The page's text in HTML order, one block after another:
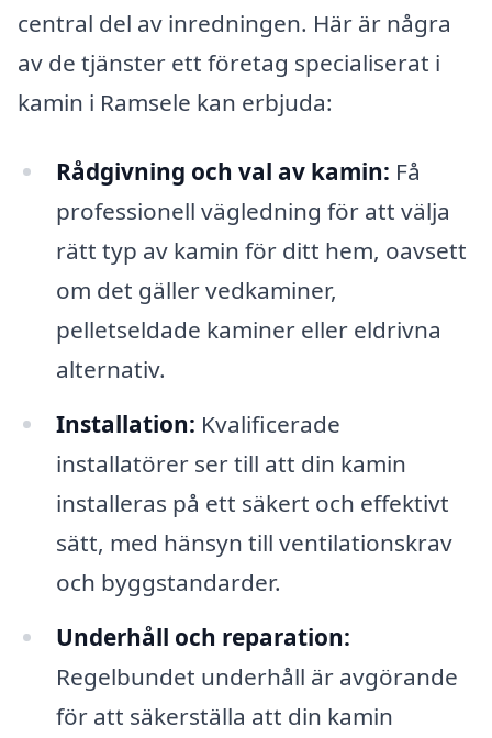
central del av inredningen. Här är några
av de tjänster ett företag specialiserat i
kamin i Ramsele kan erbjuda:
Rådgivning och val av kamin: Få
professionell vägledning för att välja
rätt typ av kamin för ditt hem, oavsett
om det gäller vedkaminer,
pelletseldade kaminer eller eldrivna
alternativ.
Installation: Kvalificerade
installatörer ser till att din kamin
installeras på ett säkert och effektivt
sätt, med hänsyn till ventilationskrav
och byggstandarder.
Underhåll och reparation:
Regelbundet underhåll är avgörande
för att säkerställa att din kamin